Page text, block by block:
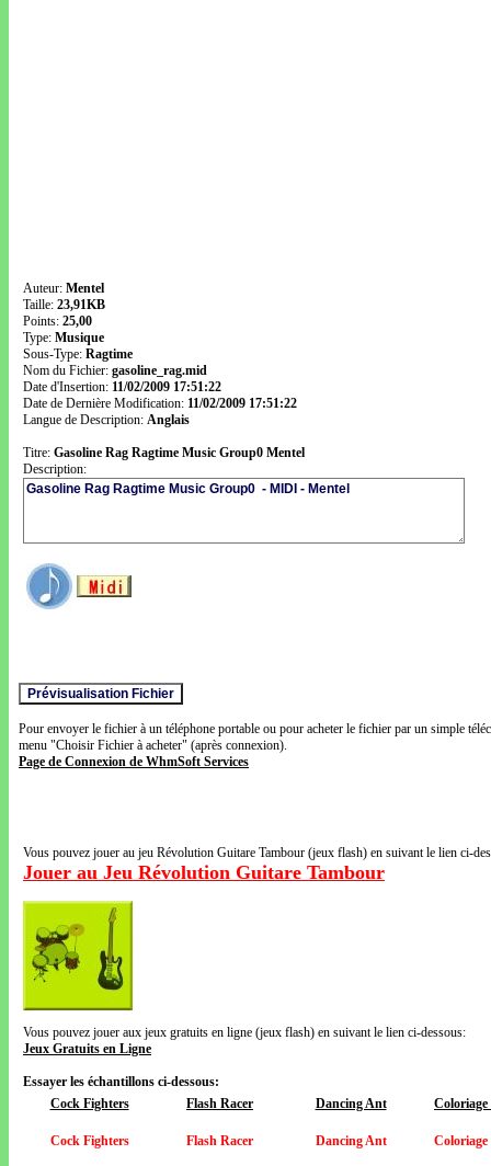
Auteur: Mentel
Taille: 23,91KB
Points: 25,00
Type: Musique
Sous-Type: Ragtime
Nom du Fichier: gasoline_rag.mid
Date d'Insertion: 11/02/2009 17:51:22
Date de Dernière Modification: 11/02/2009 17:51:22
Langue de Description: Anglais
Titre: Gasoline Rag Ragtime Music Group0 Mentel
Description:
Pour envoyer le fichier à un téléphone portable ou pour acheter le fichier par un simple
menu "Choisir Fichier à acheter" (après connexion).
Page de Connexion de WhmSoft Services
Vous pouvez jouer au jeu Révolution Guitare Tambour (jeux flash) en suivant le lien ci-
Jouer au Jeu Révolution Guitare Tambour
Vous pouvez jouer aux jeux gratuits en ligne (jeux flash) en suivant le lien ci-dessous:
Jeux Gratuits en Ligne
Essayer les échantillons ci-dessous:
Cock Fighters
Flash Racer Dancing Ant
Cock Fighters Flash Racer Dancing Ant